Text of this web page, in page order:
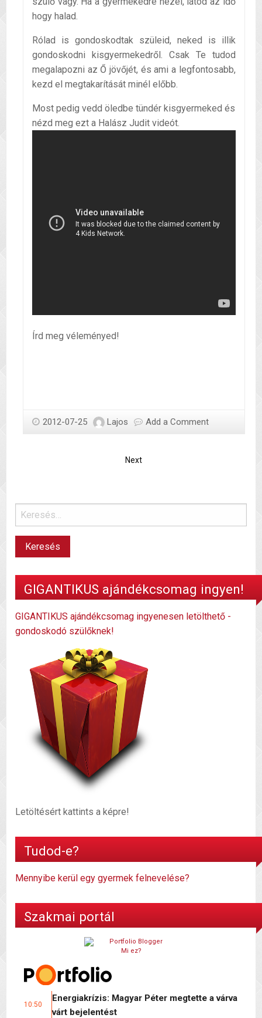
hogy halad.
Rólad is gondoskodtak szüleid, neked is illik
gondoskodni kisgyermekedről. Csak Te tudod
megalapozni az Ő jövőjét, és ami a legfontosabb,
kezd el megtakarítását minél előbb.
Most pedig vedd öledbe tündér kisgyermeked és
nézd meg ezt a Halász Judit videót.
Írd meg véleményed!
2012-07-25 Lajos Add a Comment
Next
GIGANTIKUS ajándékcsomag ingyen!
GIGANTIKUS ajándékcsomag ingyenesen letölthető -
gondoskodó szülőknek!
Letöltésért kattints a képre!
Tudod-e?
Mennyibe kerül egy gyermek felnevelése?
Szakmai portál
Mi ez?
10:50
Energiakrízis: Magyar Péter megtette a várva
várt bejelentést